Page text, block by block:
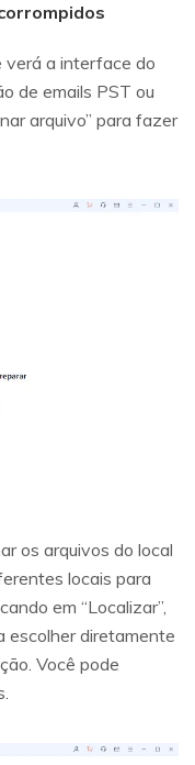
verá a interface do
de emails PST ou
arquivo” para fazer
os arquivos do local
locais para
em “Localizar”,
escolher diretamente
Você pode